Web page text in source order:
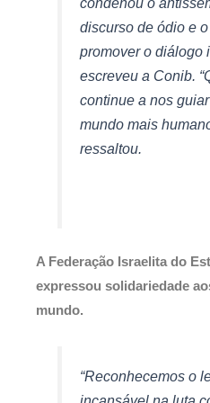
discurso de ódio e
promover o diálogo
escreveu a Conib.
continue a nos
mundo mais
ressaltou.
A Federação Israelita do
expressou solidariedade
mundo.
“Reconhecemos o